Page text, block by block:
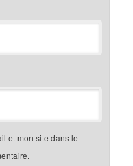
et mon site dans le